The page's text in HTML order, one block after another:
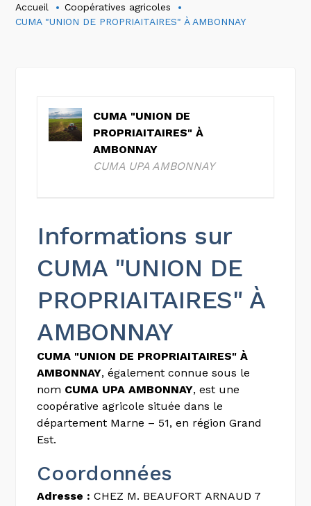
Accueil
Coopératives agricoles
CUMA "UNION DE PROPRIAITAIRES" À AMBONNAY
CUMA "UNION DE
PROPRIAITAIRES" À
AMBONNAY
CUMA UPA AMBONNAY
Informations sur
CUMA "UNION DE
PROPRIAITAIRES" À
AMBONNAY
CUMA "UNION DE PROPRIAITAIRES" À
AMBONNAY, également connue sous le
nom CUMA UPA AMBONNAY, est une
coopérative agricole située dans le
département Marne – 51, en région Grand
Est.
Coordonnées
Adresse : CHEZ M. BEAUFORT ARNAUD 7